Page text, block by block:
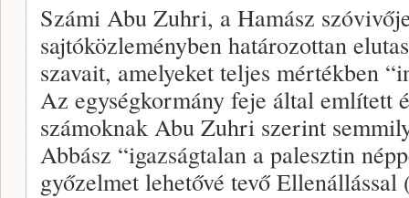
Számi Abu Zuhri, a Hamász
sajtóközleményben határozottan
szavait, amelyeket teljes mértékben
Az egységkormány feje által említett
számoknak Abu Zuhri szerint
Abbász “igazságtalan a palesztin
győzelmet lehetővé tevő Ellenállással